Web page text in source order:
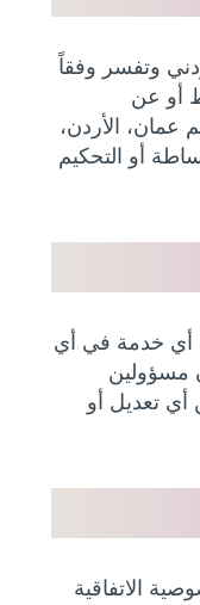
وتفسر وفقاً
أو عن
عمان، الأردن،
أو التحكيم
أي خدمة في أي
مسؤولين
تعديل أو
الاتفاقية